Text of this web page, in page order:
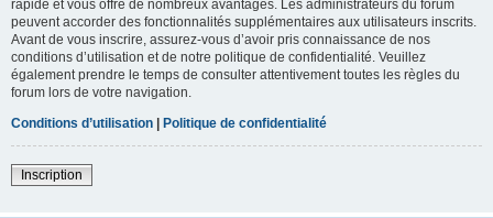
rapide et vous offre de nombreux avantages. Les administrateurs du forum
peuvent accorder des fonctionnalités supplémentaires aux utilisateurs inscrits.
Avant de vous inscrire, assurez-vous d’avoir pris connaissance de nos
conditions d’utilisation et de notre politique de confidentialité. Veuillez
également prendre le temps de consulter attentivement toutes les règles du
forum lors de votre navigation.
Conditions d’utilisation | Politique de confidentialité
Inscription